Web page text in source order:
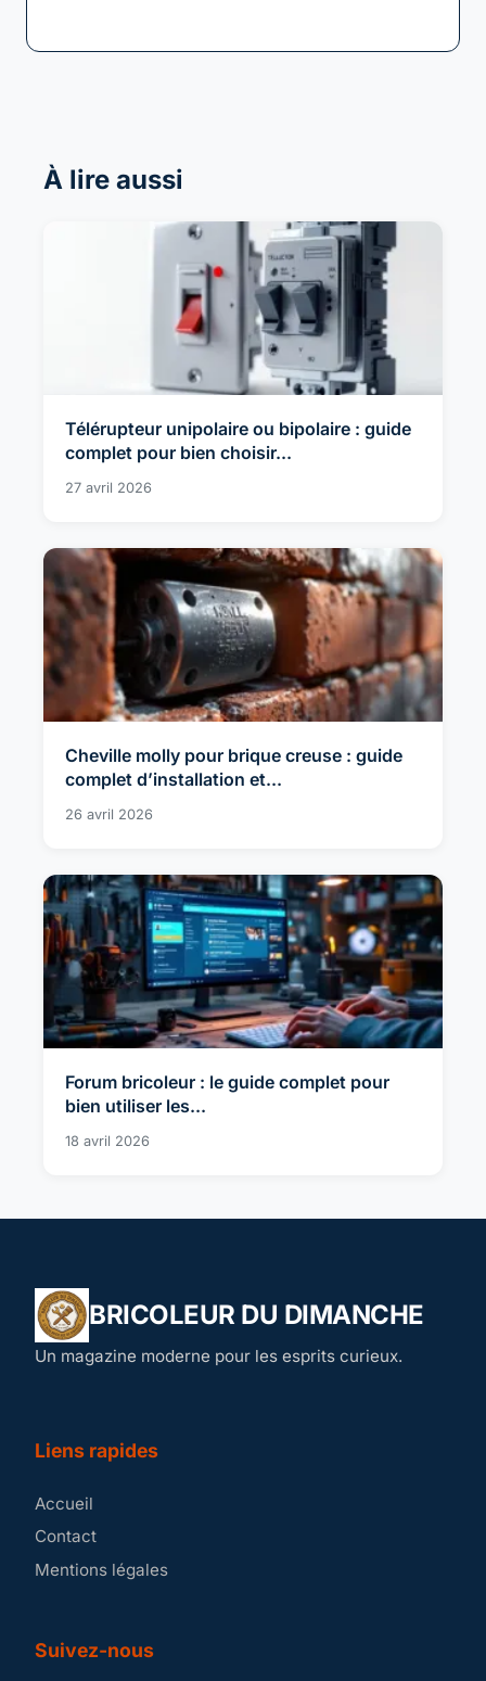
À lire aussi
Télérupteur unipolaire ou bipolaire : guide
complet pour bien choisir...
27 avril 2026
Cheville molly pour brique creuse : guide
complet d’installation et...
26 avril 2026
Forum bricoleur : le guide complet pour
bien utiliser les...
18 avril 2026
BRICOLEUR DU DIMANCHE
Un magazine moderne pour les esprits curieux.
Liens rapides
Accueil
Contact
Mentions légales
Suivez-nous